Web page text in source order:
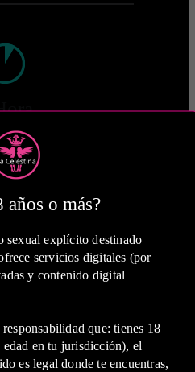
años o más?
sexual explícito destinado
servicios digitales (por
y contenido digital
que: tienes 18
en tu jurisdicción), el
es legal donde te encuentras,